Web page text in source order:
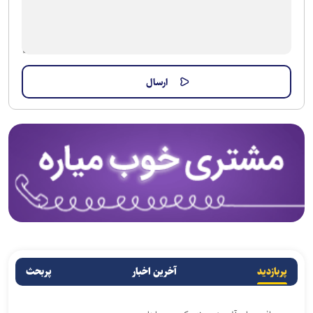
پربازدید آخرین اخبار پربحث